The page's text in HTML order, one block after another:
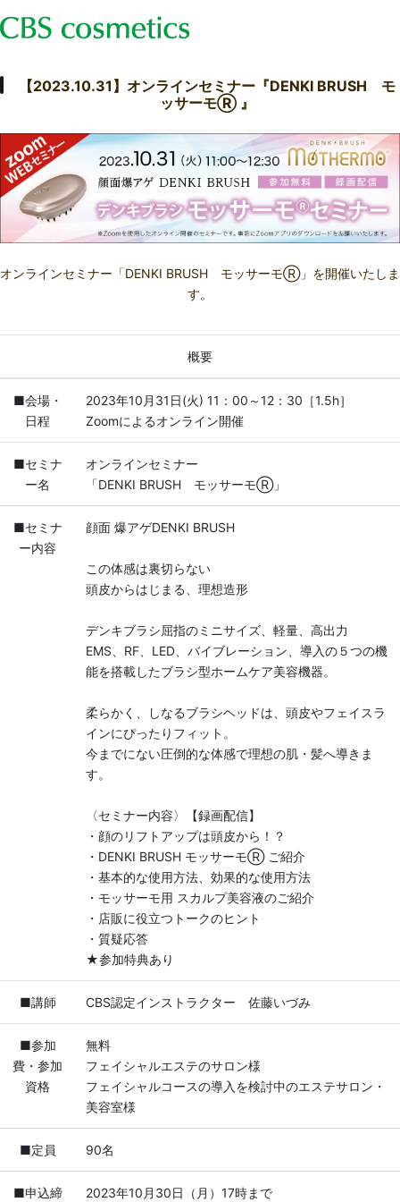
【2023.10.31】オンラインセミナー『DENKI BRUSH モ
ッサーモⓇ 』
オンラインセミナー「DENKI BRUSH モッサーモⓇ」を開催いたしま
す。
概要
■会場・
日程
2023年10月31日(火) 11：00～12：30［1.5h］
Zoomによるオンライン開催
■セミナ
ー名
オンラインセミナー
「DENKI BRUSH モッサーモⓇ」
■セミナ
ー内容
顔面 爆アゲDENKI BRUSH
この体感は裏切らない
頭皮からはじまる、理想造形
デンキブラシ屈指のミニサイズ、軽量、高出力
EMS、RF、LED、バイブレーション、導入の５つの機
能を搭載したブラシ型ホームケア美容機器。
柔らかく、しなるブラシヘッドは、頭皮やフェイスラ
インにぴったりフィット。
今までにない圧倒的な体感で理想の肌・髪へ導きま
す。
〈セミナー内容〉【録画配信】
・顔のリフトアップは頭皮から！？
・DENKI BRUSH モッサーモⓇ ご紹介
・基本的な使用方法、効果的な使用方法
・モッサーモ用 スカルプ美容液のご紹介
・店販に役立つトークのヒント
・質疑応答
★参加特典あり
■講師 CBS認定インストラクター 佐藤いづみ
■参加
費・参加
資格
無料
フェイシャルエステのサロン様
フェイシャルコースの導入を検討中のエステサロン・
美容室様
■定員 90名
■申込締 2023年10月30日（月）17時まで